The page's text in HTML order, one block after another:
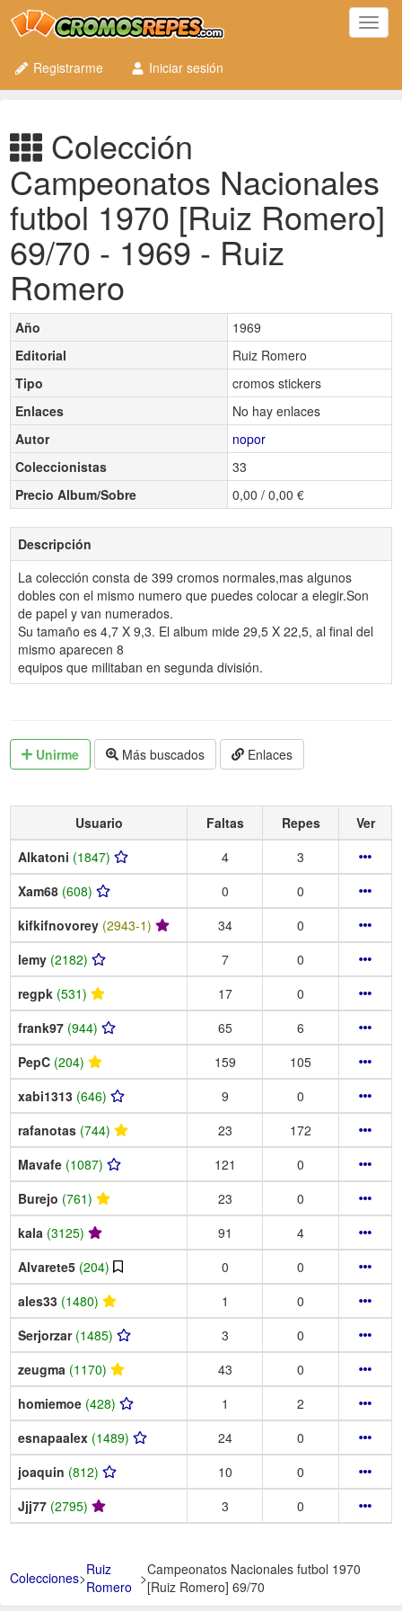
Registrarme
Iniciar sesión
Colección
Campeonatos Nacionales
futbol 1970 [Ruiz Romero]
69/70 - 1969 - Ruiz
Romero
Año
1969
Editorial
Ruiz Romero
Tipo
cromos stickers
Enlaces
No hay enlaces
Autor
nopor
Coleccionistas
33
Precio Album/Sobre
0,00 / 0,00 €
Descripción
La colección consta de 399 cromos normales,mas algunos
dobles con el mismo numero que puedes colocar a elegir.Son
de papel y van numerados.
Su tamaño es 4,7 X 9,3. El album mide 29,5 X 22,5, al final del
mismo aparecen 8
equipos que militaban en segunda división.
Unirme Más buscados Enlaces
Usuario Faltas Repes
Ver
Alkatoni (1847) 4
3
Xam68 (608) 0
0
kifkifnovorey (2943-1) 34
0
lemy (2182) 7
0
regpk (531) 17
0
frank97 (944) 65
6
PepC (204) 159
105
xabi1313 (646) 9
0
rafanotas (744) 23
172
Mavafe (1087) 121
0
Burejo (761) 23
0
kala (3125) 91
4
Alvarete5 (204) 0
0
ales33 (1480) 1
0
Serjorzar (1485) 3
0
zeugma (1170) 43
0
homiemoe (428) 1
2
esnapaalex (1489) 24
0
joaquin (812) 10
0
Jjj77 (2795) 3 0
Colecciones>Ruiz
Romero >Campeonatos Nacionales futbol 1970
[Ruiz Romero] 69/70